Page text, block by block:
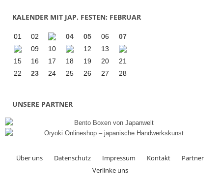
KALENDER MIT JAP. FESTEN: FEBRUAR
01 02 04 05 06
07
09
10 12
13
15
16 17 18 19 20
21
22
23 24 25 26 27 28
UNSERE PARTNER
Über uns Datenschutz Impressum Kontakt
Partner
Verlinke uns